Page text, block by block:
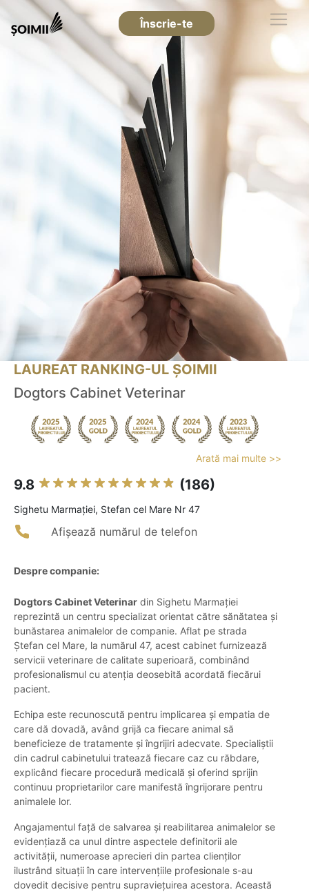
Înscrie-te
LAUREAT RANKING-UL ȘOIMII
Dogtors Cabinet Veterinar
Arată mai multe >>
9.8 (186)
Sighetu Marmaţiei, Stefan cel Mare Nr 47
Afișează numărul de telefon
Despre companie:
Dogtors Cabinet Veterinar din Sighetu Marmației
reprezintă un centru specializat orientat către sănătatea și
bunăstarea animalelor de companie. Aflat pe strada
Ștefan cel Mare, la numărul 47, acest cabinet furnizează
servicii veterinare de calitate superioară, combinând
profesionalismul cu atenția deosebită acordată fiecărui
pacient.
Echipa este recunoscută pentru implicarea și empatia de
care dă dovadă, având grijă ca fiecare animal să
beneficieze de tratamente și îngrijiri adecvate. Specialiștii
din cadrul cabinetului tratează fiecare caz cu răbdare,
explicând fiecare procedură medicală și oferind sprijin
continuu proprietarilor care manifestă îngrijorare pentru
animalele lor.
Angajamentul față de salvarea și reabilitarea animalelor se
evidențiază ca unul dintre aspectele definitorii ale
activității, numeroase aprecieri din partea clienților
ilustrând situații în care intervențiile profesionale s-au
dovedit decisive pentru supraviețuirea acestora. Această